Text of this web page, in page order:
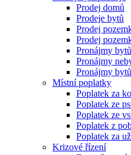
Prodej domů
Prodeje bytů
Prodej
Prodej
Pronájmy bytů
Pronájmy
Pronájmy
Místní poplatky
Poplatek za
Poplatek ze
Poplatek ze
Poplatek z
Poplatek za
Krizové řízení